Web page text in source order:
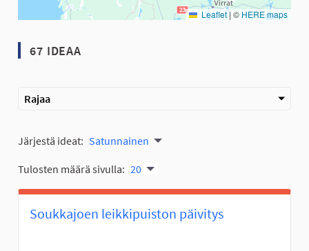
Leaflet | © HERE maps
67 IDEAA
Rajaa
Järjestä ideat: Satunnainen
Tulosten määrä sivulla: 20
Soukkajoen leikkipuiston päivitys